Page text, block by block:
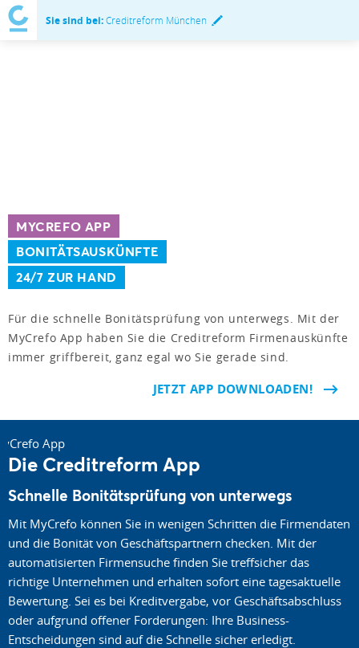
Sie sind bei:Creditreform München
MYCREFO APP
BONITÄTSAUSKÜNFTE
24/7 ZUR HAND
Für die schnelle Bonitätsprüfung von unterwegs. Mit der
MyCrefo App haben Sie die Creditreform Firmenauskünfte
immer griffbereit, ganz egal wo Sie gerade sind.
JETZT APP DOWNLOADEN!
Die Creditreform App
Schnelle Bonitätsprüfung von unterwegs
Mit MyCrefo können Sie in wenigen Schritten die Firmendaten
und die Bonität von Geschäftspartnern checken. Mit der
automatisierten Firmensuche finden Sie treffsicher das
richtige Unternehmen und erhalten sofort eine tagesaktuelle
Bewertung. Sei es bei Kreditvergabe, vor Geschäftsabschluss
oder aufgrund offener Forderungen: Ihre Business-
Entscheidungen sind auf die Schnelle sicher erledigt.